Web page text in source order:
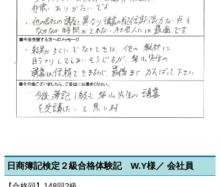
日商簿記検定２級合格体験記 W.Y様／ 会社員